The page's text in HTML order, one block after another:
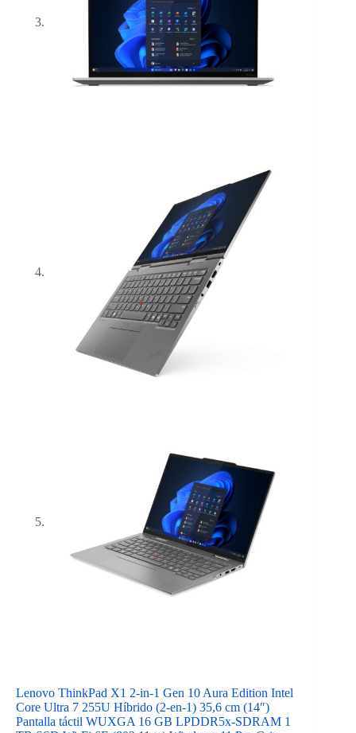
Lenovo ThinkPad X1 2-in-1 Gen 10 Aura Edition Intel
Core Ultra 7 255U Híbrido (2-en-1) 35,6 cm (14″)
Pantalla táctil WUXGA 16 GB LPDDR5x-SDRAM 1